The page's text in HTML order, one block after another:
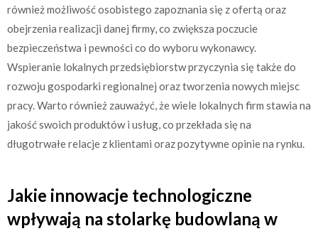
również możliwość osobistego zapoznania się z ofertą oraz
obejrzenia realizacji danej firmy, co zwiększa poczucie
bezpieczeństwa i pewności co do wyboru wykonawcy.
Wspieranie lokalnych przedsiębiorstw przyczynia się także do
rozwoju gospodarki regionalnej oraz tworzenia nowych miejsc
pracy. Warto również zauważyć, że wiele lokalnych firm stawia na
jakość swoich produktów i usług, co przekłada się na
długotrwałe relacje z klientami oraz pozytywne opinie na rynku.
Jakie innowacje technologiczne
wpływają na stolarkę budowlaną w